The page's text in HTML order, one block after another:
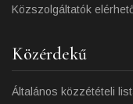
Közszolgáltatók
Közérdekű
Általános közzétételi